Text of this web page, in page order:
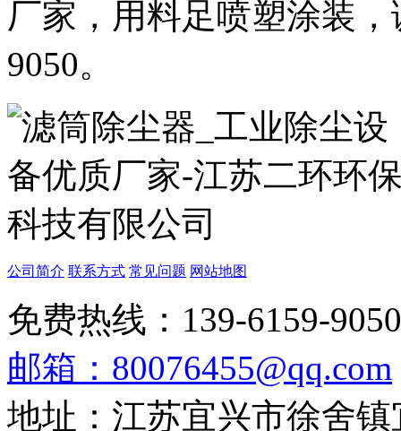
厂家，用料足喷塑涂装
9050。
公司简介 联系方式 常见问题 网站地图
免费热线：139-6159-9050
邮箱：80076455@qq.com
地址：江苏宜兴市徐舍